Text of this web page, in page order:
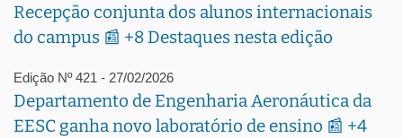
Recepção conjunta dos alunos internacionais
do campus 📰 +8 Destaques nesta edição
Edição Nº 421 - 27/02/2026
Departamento de Engenharia Aeronáutica da
EESC ganha novo laboratório de ensino 📰 +4